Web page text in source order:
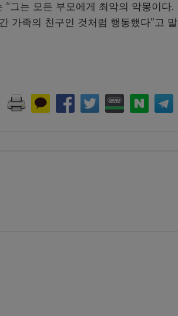
그는 모든 부모에게 최악의 악몽이다.
가족의 친구인 것처럼 행동했다”고 말